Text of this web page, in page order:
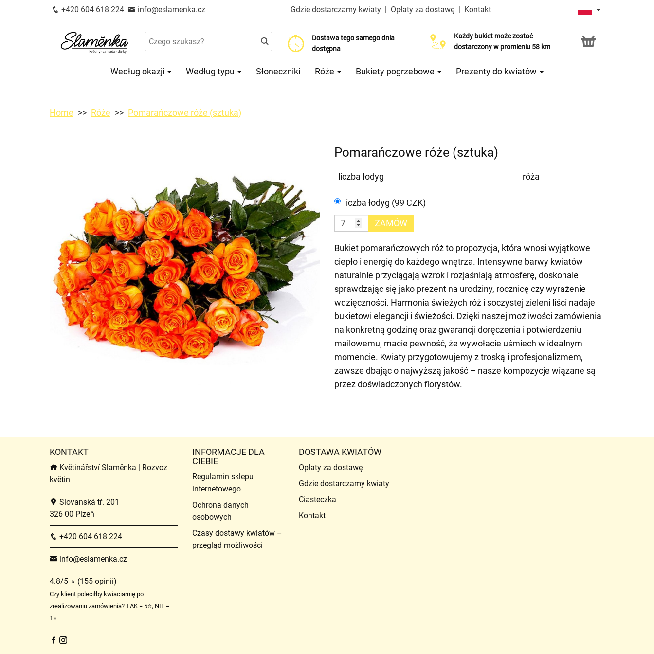
+420 604 618 224 info@eslamenka.cz Gdzie dostarczamy kwiaty | Opłaty za dostawę | Kontakt
Dostawa tego samego dnia
dostępna
Koszt dostawy już od 200 CZK
Wybierz datę dostawy
Każdy bukiet może zostać
dostarczony w promieniu 58 km
Według okazji Według typu Słoneczniki Róże Bukiety pogrzebowe Prezenty do kwiatów
Home Róże Pomarańczowe róże (sztuka)
Pomarańczowe róże (sztuka)
liczba łodyg róża
liczba łodyg (99 CZK)
ZAMÓW
Bukiet pomarańczowych róż to propozycja, która wnosi wyjątkowe
ciepło i energię do każdego wnętrza. Intensywne barwy kwiatów
naturalnie przyciągają wzrok i rozjaśniają atmosferę, doskonale
sprawdzając się jako prezent na urodziny, rocznicę czy wyrażenie
wdzięczności. Harmonia świeżych róż i soczystej zieleni liści nadaje
bukietowi elegancji i świeżości. Dzięki naszej możliwości zamówienia
na konkretną godzinę oraz gwarancji doręczenia i potwierdzeniu
mailowemu, macie pewność, że wywołacie uśmiech w idealnym
momencie. Kwiaty przygotowujemy z troską i profesjonalizmem,
zawsze dbając o najwyższą jakość – nasze kompozycje wiązane są
przez doświadczonych florystów.
KONTAKT
Květinářství Slaměnka | Rozvoz
květin
Slovanská tř. 201
326 00 Plzeň
+420 604 618 224
info@eslamenka.cz
4.8/5 ⭐ (155 opinii)
Czy klient poleciłby kwiaciarnię po
zrealizowaniu zamówienia? TAK = 5⭐, NIE =
1⭐
INFORMACJE DLA
CIEBIE
Regulamin sklepu
internetowego
Ochrona danych
osobowych
Czasy dostawy kwiatów –
przegląd możliwości
DOSTAWA KWIATÓW
Opłaty za dostawę
Gdzie dostarczamy kwiaty
Ciasteczka
Kontakt